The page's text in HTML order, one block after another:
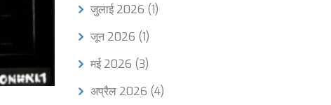
जुलाई 2026 (1)
जून 2026 (1)
मई 2026 (3)
अप्रैल 2026 (4)